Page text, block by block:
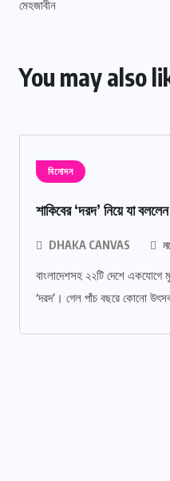
You may also
বিনোদন
শাকিবের ‘দরদ’ নিয়ে যা
DHAKA CANVAS
বাংলাদেশসহ ২২টি দেশে একযোগে
‘দরদ’। গেল পাঁচ বছরে কোনো